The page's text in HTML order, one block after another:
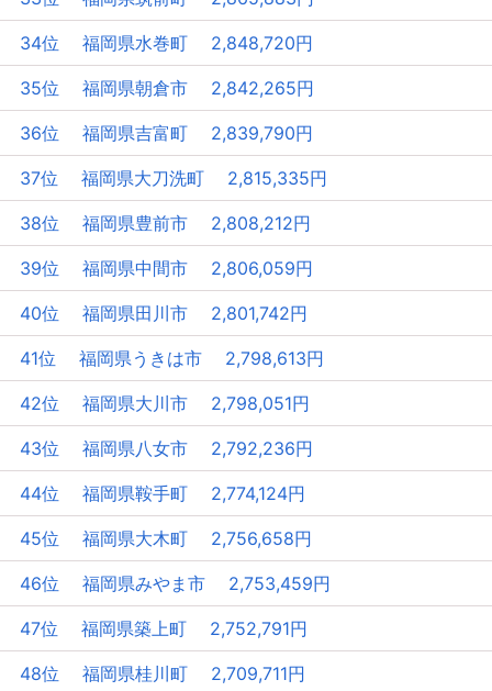
34位 福岡県水巻町 2,848,720円
35位 福岡県朝倉市 2,842,265円
36位 福岡県吉富町 2,839,790円
37位 福岡県大刀洗町 2,815,335円
38位 福岡県豊前市 2,808,212円
39位 福岡県中間市 2,806,059円
40位 福岡県田川市 2,801,742円
41位 福岡県うきは市 2,798,613円
42位 福岡県大川市 2,798,051円
43位 福岡県八女市 2,792,236円
44位 福岡県鞍手町 2,774,124円
45位 福岡県大木町 2,756,658円
46位 福岡県みやま市 2,753,459円
47位 福岡県築上町 2,752,791円
48位 福岡県桂川町 2,709,711円